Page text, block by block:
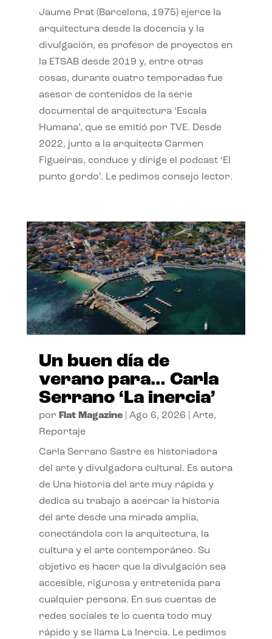
Jaume Prat (Barcelona, 1975) ejerce la
arquitectura desde la docencia y la
divulgación, es profesor de proyectos en
la ETSAB desde 2019 y, entre otras
cosas, durante cuatro temporadas fue
asesor de contenidos de la serie
documental de arquitectura ‘Escala
Humana’, que se emitió por TVE. Desde
2022, junto a la arquitecta Carmen
Figueiras, conduce y dirige el podcast ‘El
punto gordo’. Le pedimos consejo lector.
Un buen día de
verano para… Carla
Serrano ‘La inercia’
por Flat Magazine| Ago 6, 2026 Arte,
Reportaje
Carla Serrano Sastre es historiadora
del arte y divulgadora cultural. Es autora
de Una historia del arte muy rápida y
dedica su trabajo a acercar la historia
del arte desde una mirada amplia,
conectándola con la arquitectura, la
cultura y el arte contemporáneo. Su
objetivo es hacer que la divulgación sea
accesible, rigurosa y entretenida para
cualquier persona. En sus cuentas de
redes sociales te lo cuenta todo muy
rápido y se llama La Inercia. Le pedimos